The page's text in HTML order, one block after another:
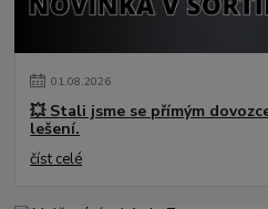
01.08.2026
💥 Stali jsme se přímým
lešení.
číst celé